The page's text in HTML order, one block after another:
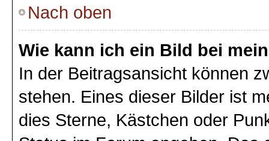
Nach oben
Wie kann ich ein Bild bei
In der Beitragsansicht können
stehen. Eines dieser Bilder ist
dies Sterne, Kästchen oder